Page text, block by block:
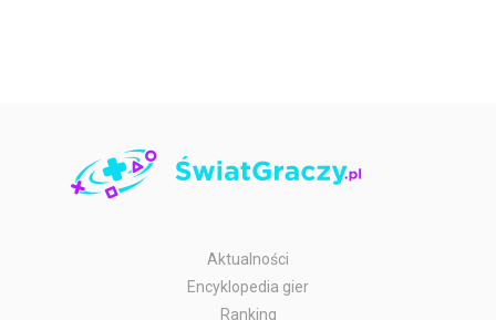
Aktualności
Encyklopedia gier
Ranking